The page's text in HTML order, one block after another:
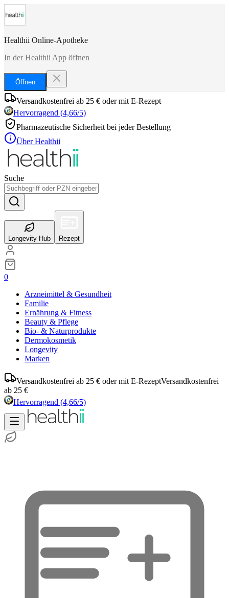
Healthii Online-Apotheke
In der Healthii App öffnen
Öffnen
Versandkostenfrei ab 25 € oder mit E-Rezept
Hervorragend (4,66/5)
Pharmazeutische Sicherheit bei jeder Bestellung
Über Healthii
Suche
Longevity Hub Rezept
0
Arzneimittel & Gesundheit
Familie
Ernährung & Fitness
Beauty & Pflege
Bio- & Naturprodukte
Dermokosmetik
Longevity
Marken
Versandkostenfrei ab 25 € oder mit E-RezeptVersandkostenfrei
ab 25 €
Hervorragend (4,66/5)